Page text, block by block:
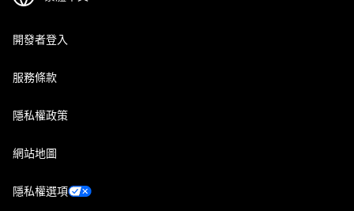
開發者登入
服務條款
隱私權政策
網站地圖
隱私權選項